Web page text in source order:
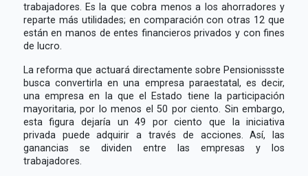
trabajadores. Es la que cobra menos a los ahorradores y
reparte más utilidades; en comparación con otras 12 que
están en manos de entes financieros privados y con fines
de lucro.
La reforma que actuará directamente sobre Pensionissste
busca convertirla en una empresa paraestatal, es decir,
una empresa en la que el Estado tiene la participación
mayoritaria, por lo menos el 50 por ciento. Sin embargo,
esta figura dejaría un 49 por ciento que la iniciativa
privada puede adquirir a través de acciones. Así, las
ganancias se dividen entre las empresas y los
trabajadores.